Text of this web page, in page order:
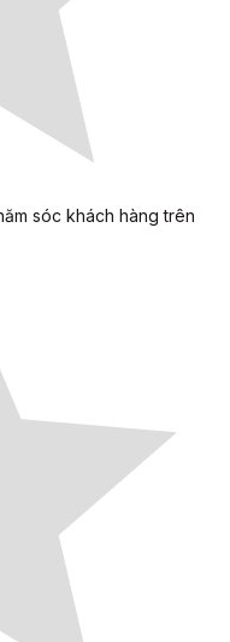
sóc khách hàng trên